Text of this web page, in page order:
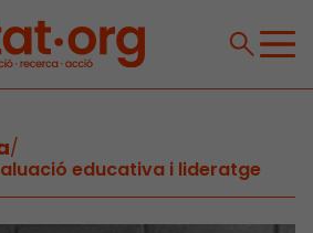
/
educativa i lideratge